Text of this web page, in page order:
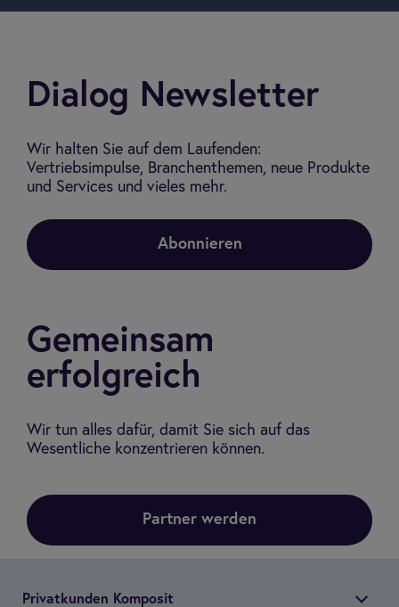
Dialog Newsletter
Wir halten Sie auf dem Laufenden:
Vertriebsimpulse, Branchenthemen, neue Produkte
und Services und vieles mehr.
Abonnieren
Gemeinsam
erfolgreich
Wir tun alles dafür, damit Sie sich auf das
Wesentliche konzentrieren können.
Partner werden
Pri­vat­kun­den Kom­po­sit